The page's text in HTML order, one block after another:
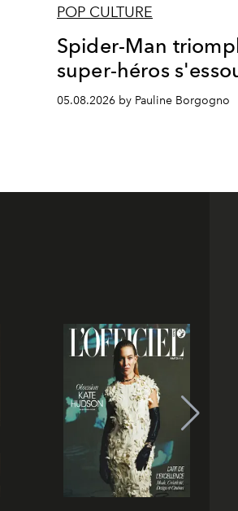
POP CULTURE
Spider-Man
super-héros
05.08.2026 by Pauline Borgogno